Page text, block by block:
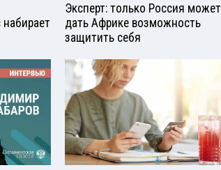
Эксперт: только Россия может
дать Африке возможность
защитить себя